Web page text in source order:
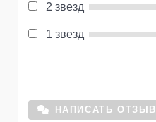
2 звезд
1 звезд
НАПИСАТЬ ОТЗЫВ